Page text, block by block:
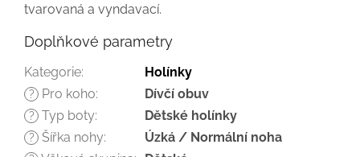
tvarovaná a vyndavací.
Doplňkové parametry
Kategorie: Holínky
? Pro koho: Dívčí obuv
? Typ boty: Dětské holínky
? Šířka nohy: Úzká / Normální noha